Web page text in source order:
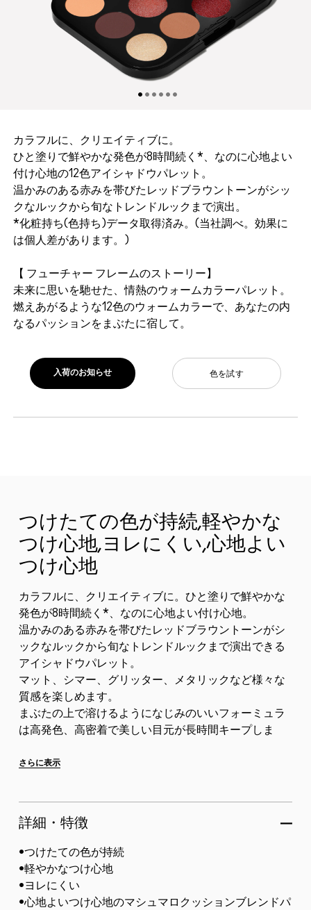
カラフルに、クリエイティブに。
ひと塗りで鮮やかな発色が8時間続く*、なのに心地よい
付け心地の12色アイシャドウパレット。
温かみのある赤みを帯びたレッドブラウントーンがシッ
クなルックから旬なトレンドルックまで演出。
*化粧持ち(色持ち)データ取得済み。(当社調べ。効果に
は個人差があります。)
【 フューチャー フレームのストーリー】
未来に思いを馳せた、情熱のウォームカラーパレット。
燃えあがるような12色のウォームカラーで、あなたの内
なるパッションをまぶたに宿して。
色を試す
入荷のお知らせ
つけたての色が持続,軽やかな
つけ心地,ヨレにくい,心地よい
つけ心地
カラフルに、クリエイティブに。ひと塗りで鮮やかな
発色が8時間続く*、なのに心地よい付け心地。
温かみのある赤みを帯びたレッドブラウントーンがシ
ックなルックから旬なトレンドルックまで演出できる
アイシャドウパレット。
マット、シマー、グリッター、メタリックなど様々な
質感を楽しめます。
まぶたの上で溶けるようになじみのいいフォーミュラ
は高発色、高密着で美しい目元が長時間キープしま
さらに、QRコードをスキャンして新しい自分を発見、
さらに表示
詳細・特徴
•つけたての色が持続
•軽やかなつけ心地
•ヨレにくい
•心地よいつけ心地のマシュマロクッションブレンドパ